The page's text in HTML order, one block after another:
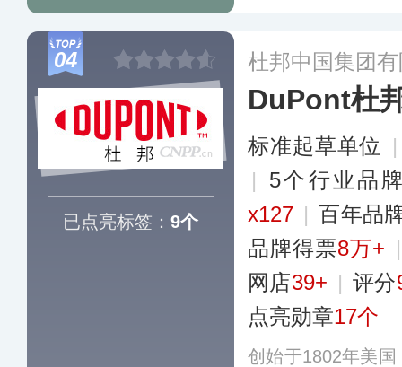
脂、特性化学品、
04
已点亮标签： 9个
杜邦中国集团
DuPont杜
标准起草单位
|
5个行业品
x127 | 百年品
品牌得票8万+
网店39+ | 评分
点亮勋章17个
创始于1802年美